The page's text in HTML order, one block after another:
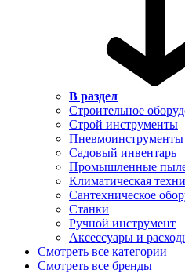
В раздел
Строительное
Строй инструменты
Пневмоинструменты
Садовый инвентарь
Промышленные
Климатическая
Сантехническое
Станки
Ручной инструмент
Аксессуары и
Смотреть все категории
Смотреть все бренды